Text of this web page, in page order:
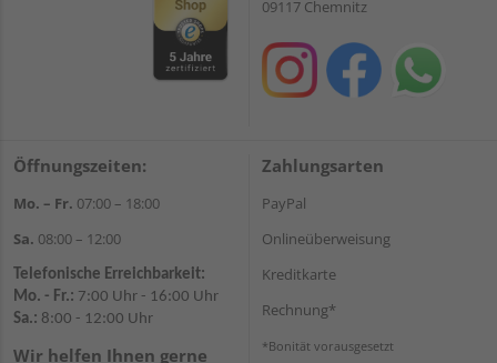
09117 Chemnitz
Öffnungszeiten:
Mo. – Fr. 07:00 – 18:00
Sa. 08:00 – 12:00
Telefonische Erreichbarkeit:
Mo. - Fr.: 7:00 Uhr - 16:00 Uhr
Sa.: 8:00 - 12:00 Uhr
Wir helfen Ihnen gerne
Zahlungsarten
PayPal
Onlineüberweisung
Kreditkarte
Rechnung*
*Bonität vorausgesetzt